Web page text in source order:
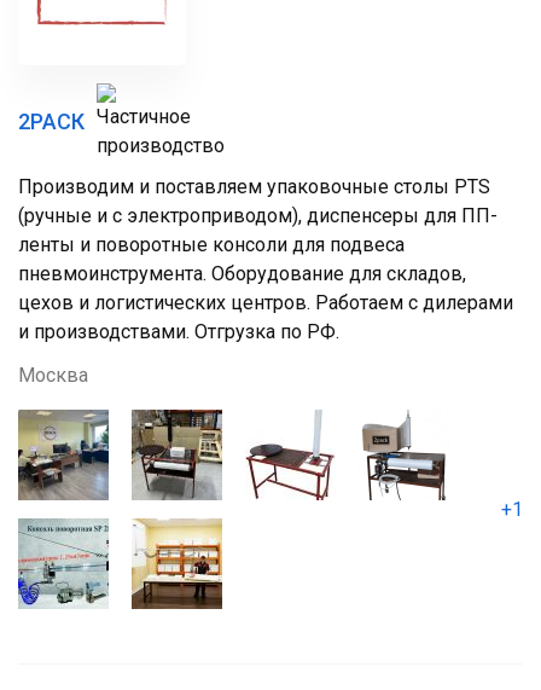
2РАСК
Производим и поставляем упаковочные столы PTS
(ручные и с электроприводом), диспенсеры для ПП-
ленты и поворотные консоли для подвеса
пневмоинструмента. Оборудование для складов,
цехов и логистических центров. Работаем с дилерами
и производствами. Отгрузка по РФ.
Москва
+1